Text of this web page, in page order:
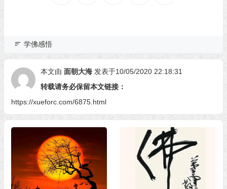
学佛感悟
本文由 面朝大海 发表于10/05/2020 22:18:31
转载请务必保留本文链接：
https://xueforc.com/6875.html